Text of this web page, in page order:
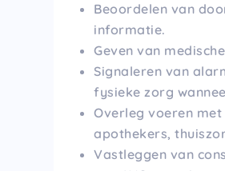
Beoordelen van
informatie.
Geven van
Signaleren van
fysieke zorg
Overleg voeren
apothekers,
Vastleggen van